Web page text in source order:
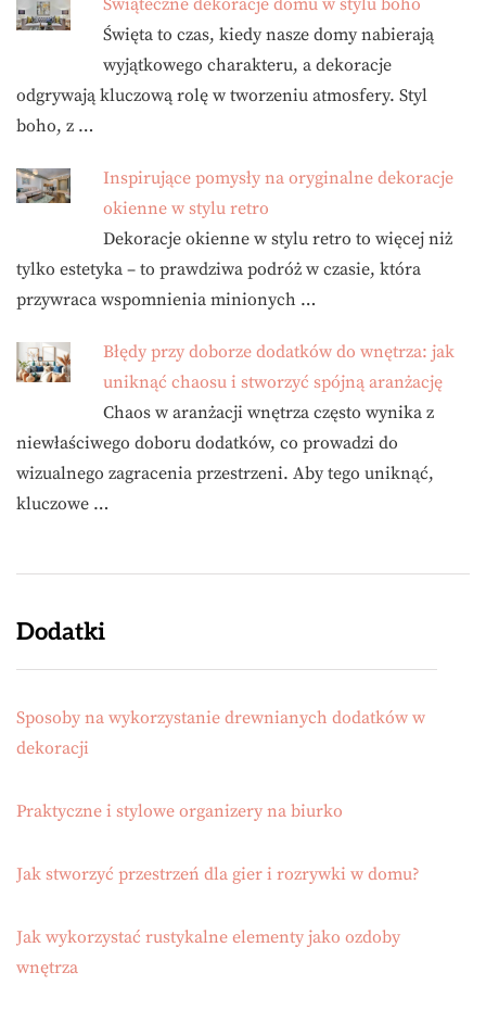
Święta to czas, kiedy nasze domy nabierają
wyjątkowego charakteru, a dekoracje
odgrywają kluczową rolę w tworzeniu atmosfery. Styl
boho, z …
Inspirujące pomysły na oryginalne dekoracje
okienne w stylu retro
Dekoracje okienne w stylu retro to więcej niż
tylko estetyka – to prawdziwa podróż w czasie, która
przywraca wspomnienia minionych …
Błędy przy doborze dodatków do wnętrza: jak
uniknąć chaosu i stworzyć spójną aranżację
Chaos w aranżacji wnętrza często wynika z
niewłaściwego doboru dodatków, co prowadzi do
wizualnego zagracenia przestrzeni. Aby tego uniknąć,
kluczowe …
Dodatki
Sposoby na wykorzystanie drewnianych dodatków w
dekoracji
Praktyczne i stylowe organizery na biurko
Jak stworzyć przestrzeń dla gier i rozrywki w domu?
Jak wykorzystać rustykalne elementy jako ozdoby
wnętrza